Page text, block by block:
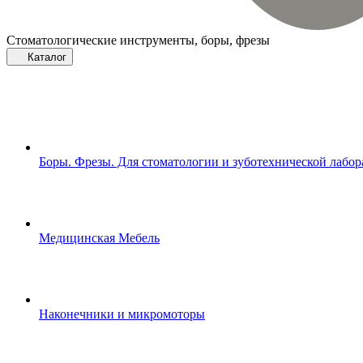
Стоматологические инструменты, боры, фрезы
Каталог
Боры. Фрезы. Для стоматологии и зуботехнической
Медицинская Мебель
Наконечники и микромоторы